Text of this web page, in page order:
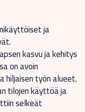
ja
kasvu ja kehitys
on avoin
hiljaisen työn alueet.
tilojen käyttöä ja
selkeät